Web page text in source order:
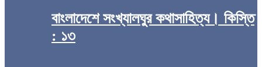
বাংলাদেশে সংখ্যালঘুর কথাসাহিত্য। কিস্তি
: ১৩